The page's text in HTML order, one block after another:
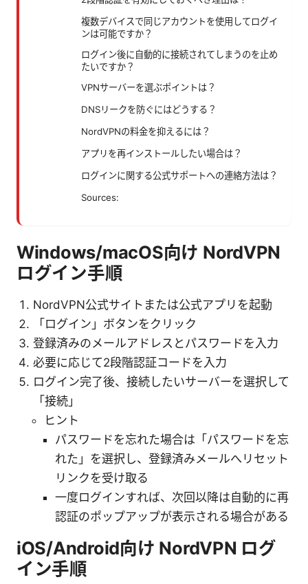
複数デバイスで同じアカウントを使用してログイ
ンは可能ですか？
ログイン後に自動的に接続されてしまうのを止め
たいですか？
VPNサーバーを選ぶポイントは？
DNSリークを防ぐにはどうする？
NordVPNの料金を抑えるには？
アプリを再インストールしたい場合は？
ログインに関する公式サポートへの連絡方法は？
Sources:
Windows/macOS向け NordVPN
ログイン手順
NordVPN公式サイトまたは公式アプリを起動
「ログイン」ボタンをクリック
登録済みのメールアドレスとパスワードを入力
必要に応じて2段階認証コードを入力
ログイン完了後、接続したいサーバーを選択して
「接続」
ヒント
パスワードを忘れた場合は「パスワードを忘
れた」を選択し、登録済みメールへリセット
リンクを受け取る
一度ログインすれば、次回以降は自動的に再
認証のポップアップが表示される場合がある
iOS/Android向け NordVPN ログ
イン手順